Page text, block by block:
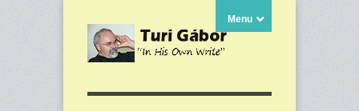
Menu